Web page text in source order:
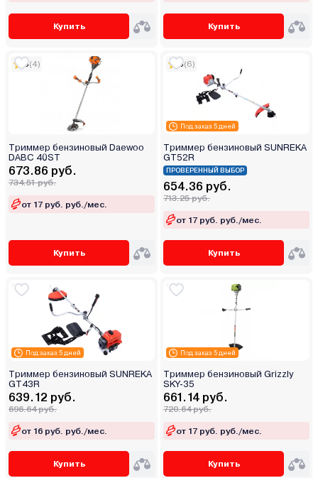
Купить Купить
5(4)
Триммер бензиновый Daewoo
DABC 40ST
673.86 руб.
734.51 руб.
от 17 руб. руб./мес.
Купить
Под заказ 5 дней
5(6)
Триммер бензиновый SUNREKA
GT52R
ПРОВЕРЕННЫЙ ВЫБОР
654.36 руб.
713.25 руб.
от 17 руб. руб./мес.
Купить
Под заказ 5 дней
Триммер бензиновый SUNREKA
GT43R
639.12 руб.
696.64 руб.
от 16 руб. руб./мес.
Купить
Под заказ 5 дней
Триммер бензиновый Grizzly
SKY-35
661.14 руб.
720.64 руб.
от 17 руб. руб./мес.
Купить